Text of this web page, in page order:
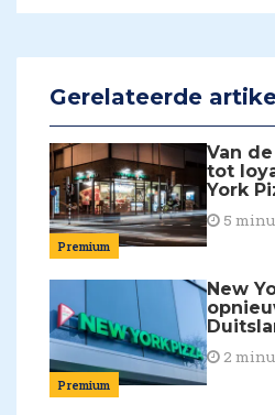
Gerelateerde
Premium
Van
tot
York
5
Premium
New
2